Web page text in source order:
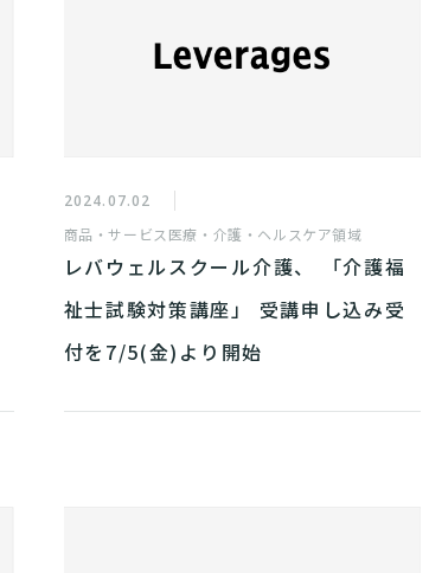
2024.07.02
商品・サービス医療・介護・ヘルスケア領域
レバウェルスクール介護、 「介護福
祉士試験対策講座」 受講申し込み受
付を7/5(金)より開始